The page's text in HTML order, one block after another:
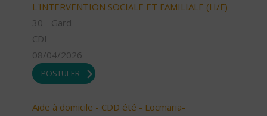
L'INTERVENTION SOCIALE ET FAMILIALE (H/F)
30 - Gard
CDI
08/04/2026
POSTULER
Aide à domicile - CDD été - Locmaria-